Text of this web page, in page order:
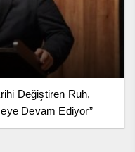
Değiştiren Ruh,
Devam Ediyor”